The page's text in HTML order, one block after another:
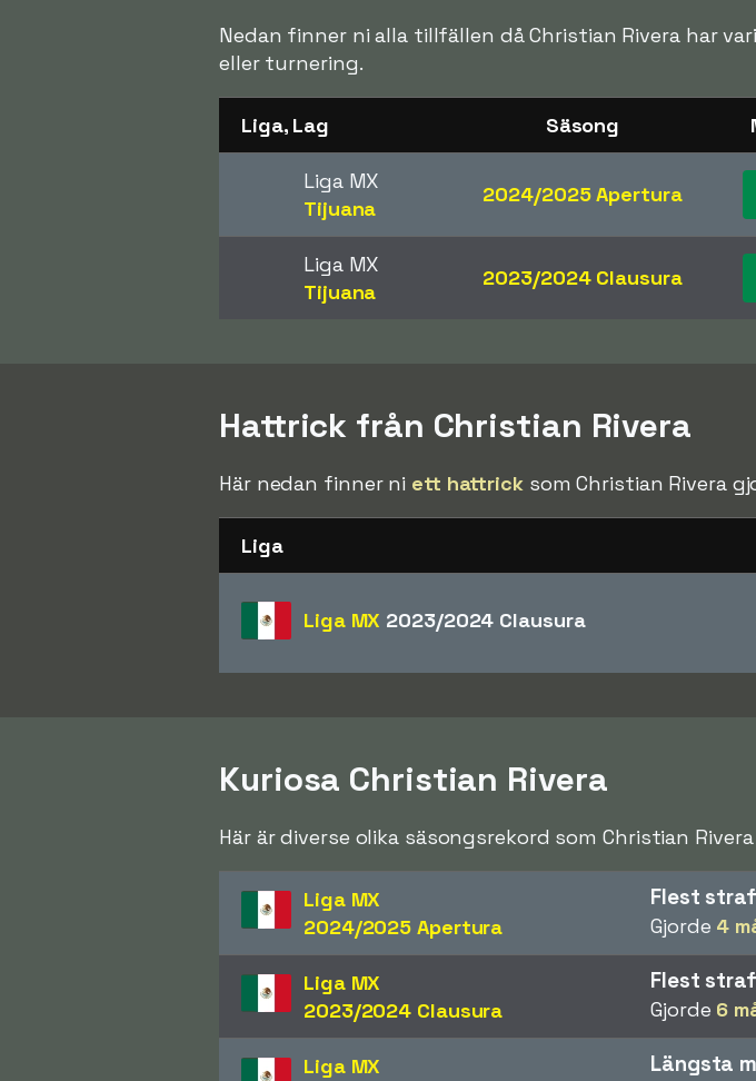
Nedan finner ni alla tillfällen då Christian Rivera har
eller turnering.
Liga, Lag Säsong
Liga MX
Tijuana
2024/2025 Apertura
Liga MX
Tijuana
2023/2024 Clausura
Hattrick från Christian Rivera
Här nedan finner ni ett hattrick som Christian Rivera
Liga
Liga MX 2023/2024 Clausura
Kuriosa Christian Rivera
Här är diverse olika säsongsrekord som Christian
Liga MX
2024/2025 Apertura
Flest
Gjorde 4
Liga MX
2023/2024 Clausura
Flest
Gjorde 6
Liga MX
Längsta